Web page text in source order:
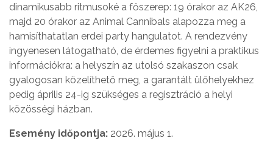
dinamikusabb ritmusoké a főszerep: 19 órakor az AK26,
majd 20 órakor az Animal Cannibals alapozza meg a
hamisíthatatlan erdei party hangulatot. A rendezvény
ingyenesen látogatható, de érdemes figyelni a praktikus
információkra: a helyszín az utolsó szakaszon csak
gyalogosan közelíthető meg, a garantált ülőhelyekhez
pedig április 24-ig szükséges a regisztráció a helyi
közösségi házban.
Esemény időpontja: 2026. május 1.